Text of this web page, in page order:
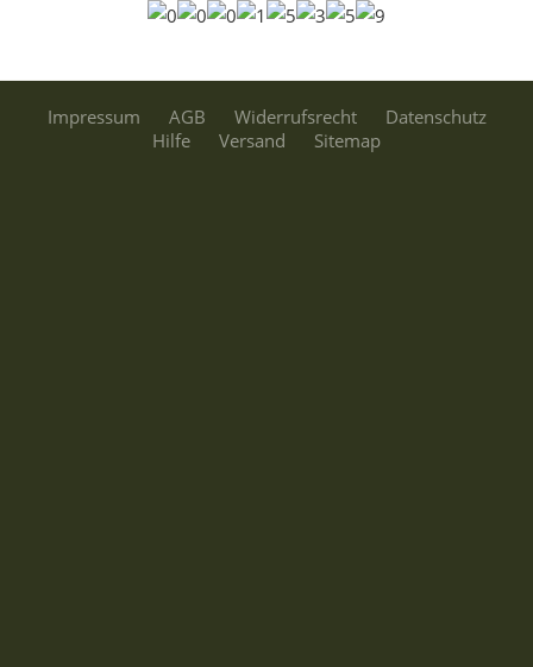
Impressum AGB Widerrufsrecht
Datenschutz
Hilfe
Versand Sitemap